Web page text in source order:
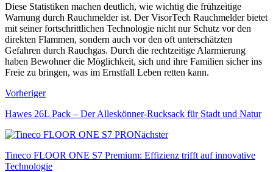
Diese Statistiken machen deutlich, wie wichtig die frühzeitige
Warnung durch Rauchmelder ist. Der VisorTech Rauchmelder bietet
mit seiner fortschrittlichen Technologie nicht nur Schutz vor den
direkten Flammen, sondern auch vor den oft unterschätzten
Gefahren durch Rauchgas. Durch die rechtzeitige Alarmierung
haben Bewohner die Möglichkeit, sich und ihre Familien sicher ins
Freie zu bringen, was im Ernstfall Leben retten kann.
Vorheriger
Hawes 26L Pack – Der Alleskönner-Rucksack für Stadt und Natur
Nächster
Tineco FLOOR ONE S7 Premium: Effizienz trifft auf innovative
Technologie